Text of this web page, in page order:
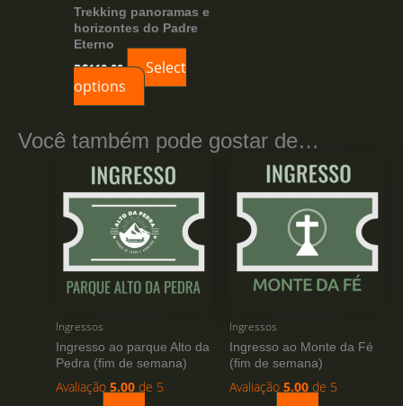
Trekking panoramas e
horizontes do Padre
Eterno
R$110,00
Select
options
Você também pode gostar de…
Ingressos
Ingresso ao parque Alto da
Pedra (fim de semana)
Avaliação 5.00 de 5
Ingressos
Ingresso ao Monte da Fé
(fim de semana)
Avaliação 5.00 de 5